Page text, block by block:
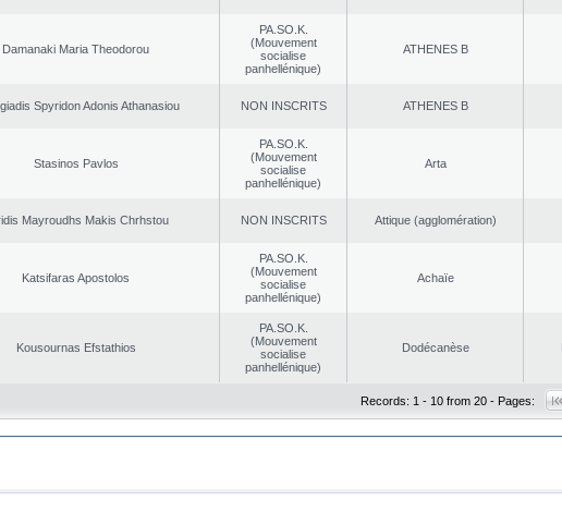
Damanaki Maria Theodorou
PA.SO.K.
(Mouvement
socialise
panhellénique)
ATHENES Β
Spyridon Adonis Athanasiou NON INSCRITS ATHENES Β
Stasinos Pavlos
PA.SO.K.
(Mouvement
socialise
panhellénique)
Arta
Mayroudhs Makis Chrhstou NON INSCRITS Αttique (agglomération)
Katsifaras Apostolos
PA.SO.K.
(Mouvement
socialise
panhellénique)
Achaïe
Kousournas Efstathios
PA.SO.K.
(Mouvement
socialise
panhellénique)
Dodécanèse
Records: 1 - 10 from 20 - Pages: